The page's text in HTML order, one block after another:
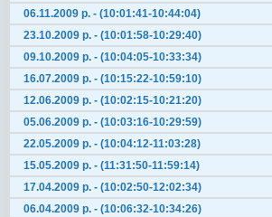
06.11.2009 р. - (10:01:41-10:44:04)
23.10.2009 р. - (10:01:58-10:29:40)
09.10.2009 р. - (10:04:05-10:33:34)
16.07.2009 р. - (10:15:22-10:59:10)
12.06.2009 р. - (10:02:15-10:21:20)
05.06.2009 р. - (10:03:16-10:29:59)
22.05.2009 р. - (10:04:12-11:03:28)
15.05.2009 р. - (11:31:50-11:59:14)
17.04.2009 р. - (10:02:50-12:02:34)
06.04.2009 р. - (10:06:32-10:34:26)